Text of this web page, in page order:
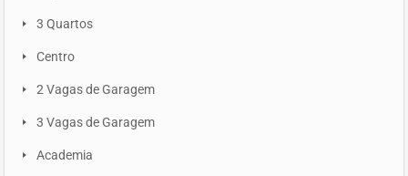
3 Quartos
Centro
2 Vagas de Garagem
3 Vagas de Garagem
Academia